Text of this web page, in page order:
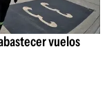
vuelos